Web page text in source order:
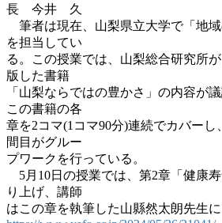
長 今井 久
筆者は現在、山梨県立大学で「地
を担当してい
る。この授業では、山梨総合研究所
版した書籍
「山梨ならではの豊かさ」の内容が
この書籍の各
章を2コマ(1コマ90分)連続でカバーし
間目がグルー
プワークを行っている。
5月10日の授業では、第2章「健康
り上げ、講師
はこの章を執筆した山縣然太朗先生に